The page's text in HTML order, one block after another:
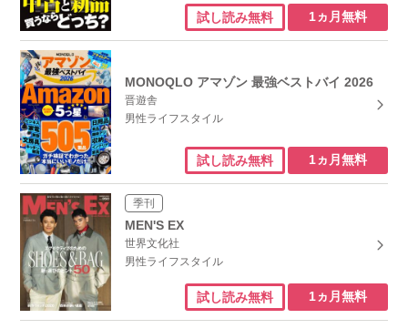
試し読み無料 1ヵ月無料
MONOQLO アマゾン 最強ベストバイ 2026
晋遊舎
男性ライフスタイル
試し読み無料 1ヵ月無料
季刊
MEN'S EX
世界文化社
男性ライフスタイル
試し読み無料 1ヵ月無料